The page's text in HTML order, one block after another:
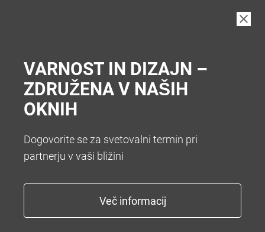
prostor v hiši. Da vam zato ni treba hoditi v klet vam
zatemnitev z roletami ali optimalno zatemnitev z
zunanjimi žaluzijami.
KONEC Z NADLEŽNIM
VARNOST IN DIZAJN –
ZDRUŽENA V NAŠIH
OKNIH
Dogovorite se za svetovalni termin pri
partnerju v vaši bližini